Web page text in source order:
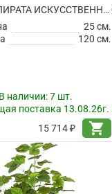
ФИКУС ЛИРАТА ИСКУССТВЕННЫЙ
25 см.
120 см.
наличии:7 шт.
поставка 13.08.26г.
15 714 ₽
shopping_cart